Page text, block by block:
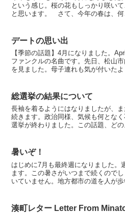
という感じ。桜の花もしっかり咲い
と思います。 さて、今年の春は、何
という大テーマです。引き上げ前の3
デートの思い出
【季節の話題】4月になりました。
ファンクルの名曲です。先日、松山
を見ました。母子連れも気が付いた
総選挙の結果について
長袖を着るようにはなりましたが、
続きます。政治同様、気候も何とな
選挙が終わりました。この話題、ど
けにもいかず、悩んでいるうちに火
暑いぞ！
はじめに7月も最終週になりました。
ます。この暑さがいつまで続くので
いていません。地方都市の道を人が
うこともありますが、公共交通手段
湊町レター Letter From